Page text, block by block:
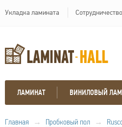
Укладка ламината Сотрудничество
ЛАМИНАТ ВИНИЛОВЫЙ
Главная → Пробковый пол →